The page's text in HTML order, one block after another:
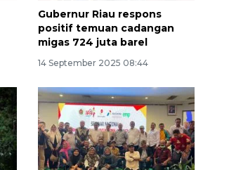
Gubernur Riau respons
positif temuan cadangan
migas 724 juta barel
14 September 2025 08:44